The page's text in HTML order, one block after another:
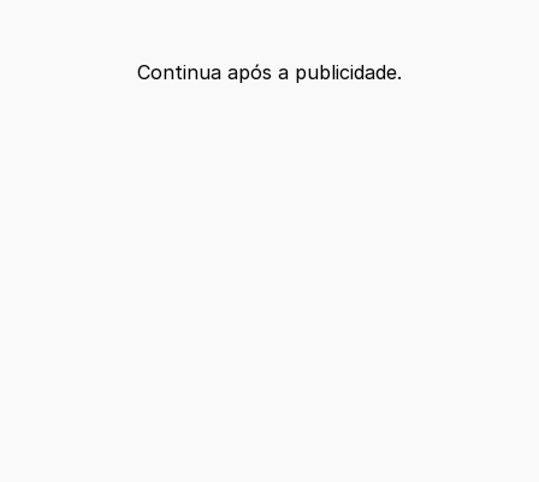
Continua após a publicidade.